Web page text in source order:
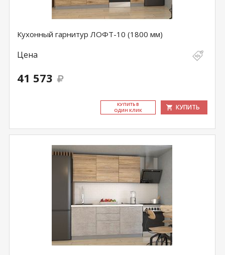
Кухонный гарнитур ЛОФТ-10 (1800 мм)
Цена
41 573
КУ­ПИТЬ В
ОДИН КЛИК
КУПИТЬ